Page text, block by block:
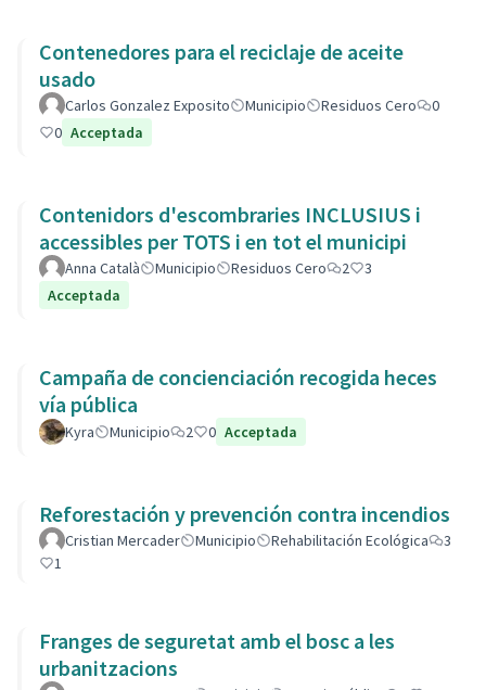
Contenedores para el reciclaje de aceite
usado
Carlos Gonzalez Exposito Municipio Residuos Cero
0
0 Acceptada
Contenidors d'escombraries INCLUSIUS i
accessibles per TOTS i en tot el municipi
Anna Català Municipio Residuos Cero 2
3
Acceptada
Campaña de concienciación recogida heces
vía pública
Kyra Municipio 2 0 Acceptada
Reforestación y prevención contra incendios
Cristian Mercader Municipio Rehabilitación Ecológica
3
1
Franges de seguretat amb el bosc a les
urbanitzacions